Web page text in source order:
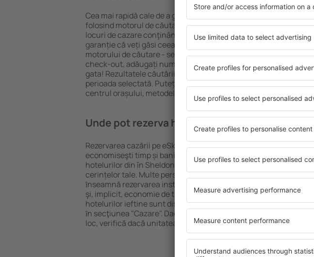
Cea mai rapidă cale de a găsi un hotel în Sheldon Point este
folosind motorul de căutare cazare eSky. Baza mare de date cu
locuri de cazare conţinând o gamă largă de opţiuni este o
garanție că veți găsi ceea ce căutați. Completați câmpurile
motorului de căutare - selectați locul, alegeți data de check-in și
check-out, adăugați numărul de oaspeți, numărul de camere şi
gata! Rezultatele căutării vă vor arăta cazarea disponibilă ȋn
perioada selectată. Puteți verifica uşor distanța de la hotel ȋn
centrul orașului, metodele de plată și clasificarea hotelului.
Unde pot rezerva hoteluri ȋn în Sheldon Point?
Rezervarea cazării pe eSky.ro este o soluție care te va ajuta să
economiseşti timp și bani. Foloseşte motorul de căutare a
hotelurilor din în Sheldon Point și alege cazarea care corespunde
cerințelor tale. Multe persoane au ales pachetul Zbor+Hotel care
ȋnseamnă rezervarea instantanee a biletelor de avion şi a cazării
şi, implicit, economie de timp. Motorul de căutare și rezervarea
hotelurilor ieftine sunt disponibile pe pagina principală a eSky.ro,
ȋn secţiunea "Cazare". Dacă nu ai garanţia că excursia va avea
loc, verifică dacă unitatea de cazare permite anularea gratuită.